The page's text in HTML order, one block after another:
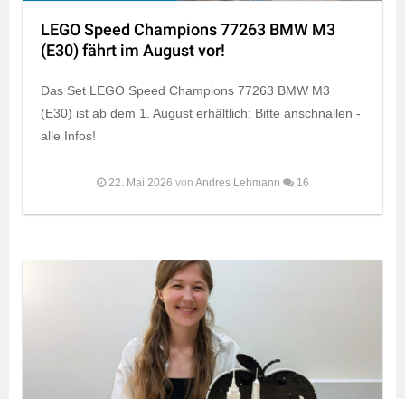
LEGO Speed Champions 77263 BMW M3
(E30) fährt im August vor!
Das Set LEGO Speed Champions 77263 BMW M3
(E30) ist ab dem 1. August erhältlich: Bitte anschnallen -
alle Infos!
22. Mai 2026 von Andres Lehmann 16